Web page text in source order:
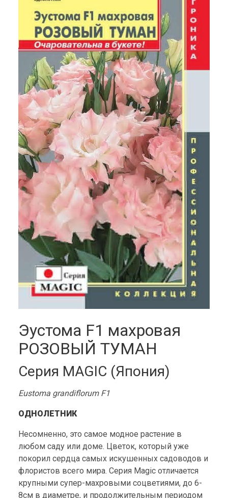
Эустома F1 махровая
РОЗОВЫЙ ТУМАН
Серия MAGIC (Япония)
Eustoma grandiflorum F1
ОДНОЛЕТНИК
Несомненно, это самое модное растение в
любом саду или доме. Цветок, который уже
покорил сердца самых искушенных садоводов и
флористов всего мира. Серия Magic отличается
крупными супер-махровыми соцветиями, до 6-
8см в диаметре, и продолжительным периодом